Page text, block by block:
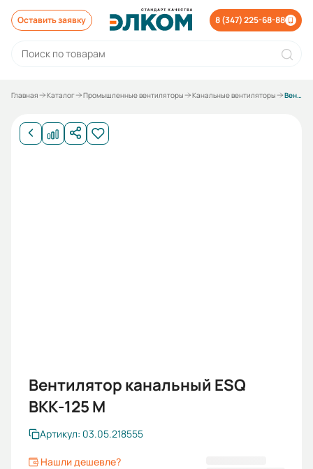
Оставить заявку 8 (347) 225-68-88
Главная Каталог Промышленные вентиляторы Канальные вентиляторы Вентилятор канальный ESQ ВКК-125 М
Вентилятор канальный ESQ
ВКК-125 М
Артикул: 03.05.218555
Нашли дешевле?